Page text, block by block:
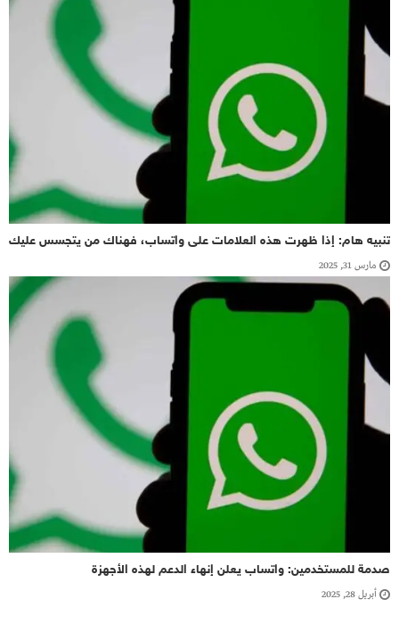
تنبيه هام: إذا ظهرت هذه العلامات على واتساب، فهناك من يتجسس عليك
مارس 31, 2025
صدمة للمستخدمين: واتساب يعلن إنهاء الدعم لهذه الأجهزة
أبريل 28, 2025